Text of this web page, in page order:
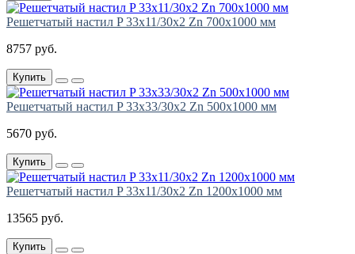
Решетчатый настил P 33х11/30х2 Zn 700х1000 мм
8757 руб.
Купить
Решетчатый настил P 33х33/30х2 Zn 500х1000 мм
5670 руб.
Купить
Решетчатый настил P 33х11/30х2 Zn 1200х1000 мм
13565 руб.
Купить